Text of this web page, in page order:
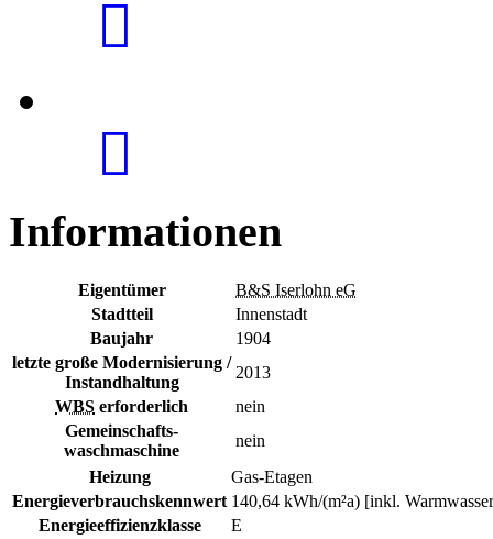
Informationen
Eigentümer
B&S Iserlohn eG
Stadtteil
Innenstadt
Baujahr
1904
letzte große Modernisierung /
Instandhaltung
2013
WBS erforderlich
nein
Gemeinschafts-
waschmaschine
nein
Heizung
Gas-Etagen
Energieverbrauchskennwert 140,64 kWh/(m²a) [inkl.
Energieeffizienzklasse
E